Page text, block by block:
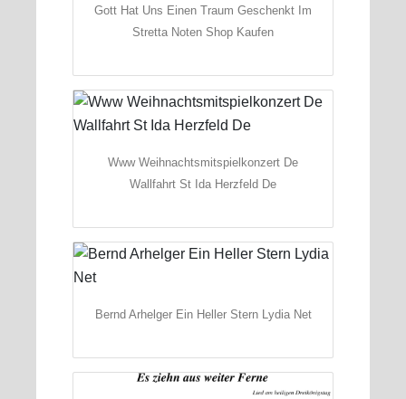
Gott Hat Uns Einen Traum Geschenkt Im
Stretta Noten Shop Kaufen
Www Weihnachtsmitspielkonzert De
Wallfahrt St Ida Herzfeld De
Bernd Arhelger Ein Heller Stern Lydia Net